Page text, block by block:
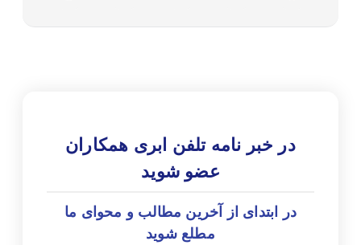
در خبر نامه تلفن ابری همکاران
عضو شوید
در ابتدای از آخرین مطالب و محوای ما
مطلع شوید